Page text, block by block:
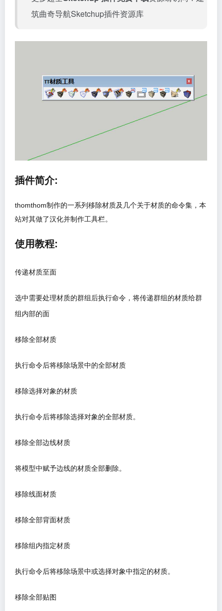
筑曲奇导航Sketchup插件资源库
插件简介:
thomthom制作的一系列移除材质及几个关于材质的命令集，本
站对其做了汉化并制作工具栏。
使用教程:
传递材质至面
选中需要处理材质的群组后执行命令，将传递群组的材质给群
组内部的面
移除全部材质
执行命令后将移除场景中的全部材质
移除选择对象的材质
执行命令后将移除选择对象的全部材质。
移除全部边线材质
将模型中赋予边线的材质全部删除。
移除线面材质
移除全部背面材质
移除组内指定材质
执行命令后将移除场景中或选择对象中指定的材质。
移除全部贴图